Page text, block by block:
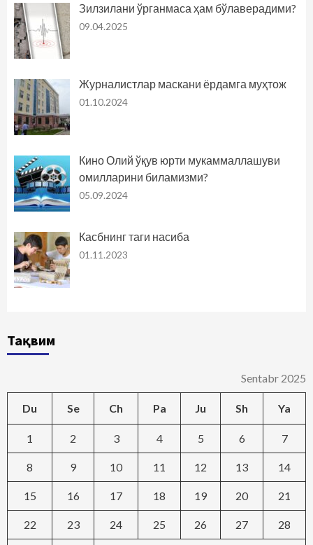
Зилзилани ўрганмаса ҳам бўлаверадими?
09.04.2025
Журналистлар маскани ёрдамга муҳтож
01.10.2024
Кино Олий ўқув юрти мукаммаллашуви
омилларини биламизми?
05.09.2024
Касбнинг таги насиба
01.11.2023
Тақвим
Sentabr 2025
Du Se Ch Pa Ju Sh Ya
1 2 3 4 5 6 7
8 9 10 11 12 13 14
15 16 17 18 19 20 21
22 23 24 25 26 27 28